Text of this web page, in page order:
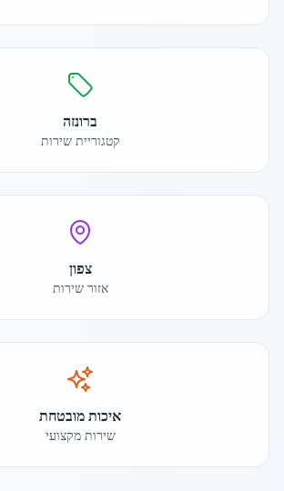
ברונזה
קטגוריית שירות
צפון
אזור שירות
איכות מובטחת
שירות מקצועי